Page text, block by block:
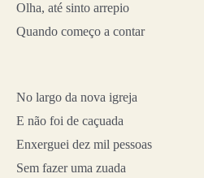
Olha, até sinto arrepio
Quando começo a contar
No largo da nova igreja
E não foi de caçuada
Enxerguei dez mil pessoas
Sem fazer uma zuada